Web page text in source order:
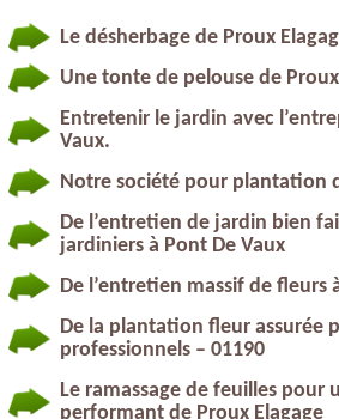
Le désherbage de Proux
Une tonte de pelouse de
Entretenir le jardin avec
Vaux.
Notre société pour plantation
De l’entretien de jardin bien
jardiniers à Pont De Vaux
De l’entretien massif de fleurs
De la plantation fleur assurée
professionnels – 01190
Le ramassage de feuilles pour
performant de Proux Elagage